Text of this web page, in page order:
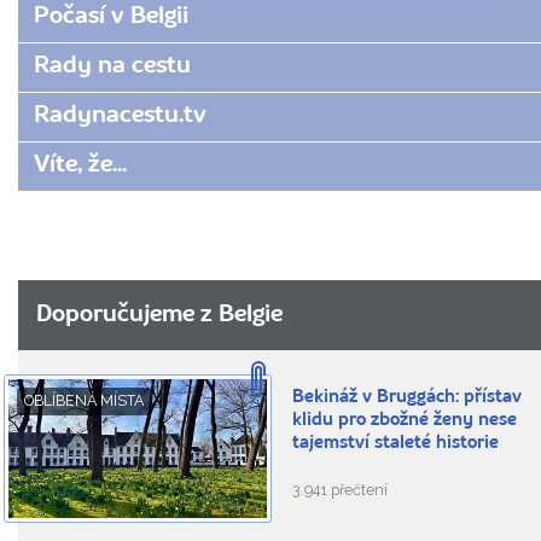
Počasí v Belgii
Rady na cestu
Radynacestu.tv
Víte, že...
Doporučujeme z Belgie
OBLÍBENÁ MÍSTA
Bekináž v Bruggách: přístav
klidu pro zbožné ženy nese
tajemství staleté historie
3.941 přečtení